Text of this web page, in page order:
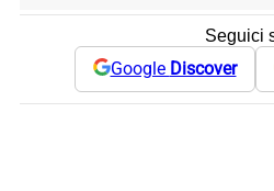
Seguici
Google Discover